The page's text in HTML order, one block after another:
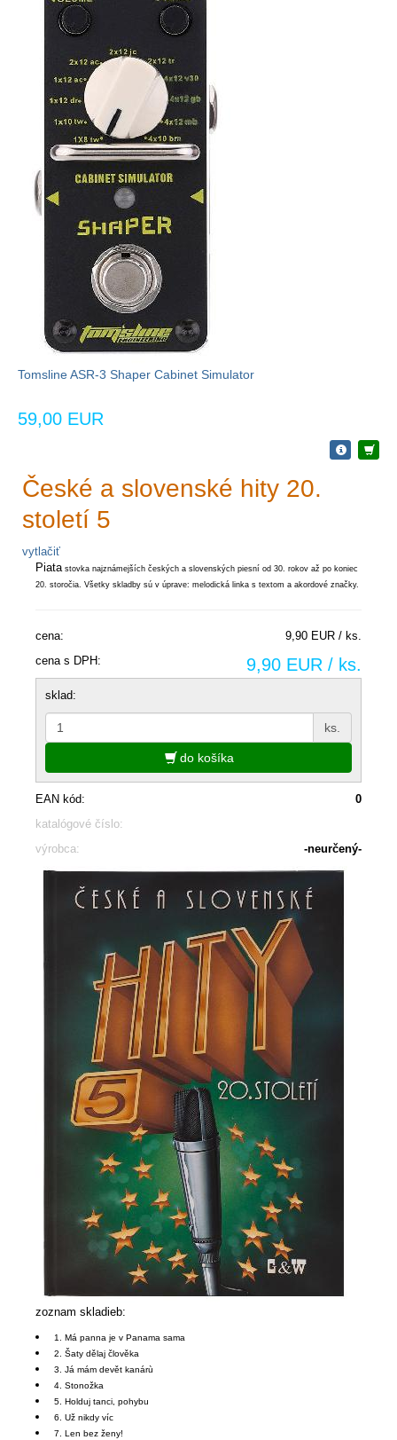
Tomsline ASR-3 Shaper Cabinet Simulator
59,00 EUR
České a slovenské hity 20.
století 5
vytlačiť
Piatastovka najznámejších českých a slovenských piesní od 30. rokov až po koniec
20. storočia. Všetky skladby sú v úprave: melodická linka s textom a akordové značky.
cena:
9,90 EUR / ks.
cena s DPH:
9,90 EUR / ks.
sklad:
ks.
do košíka
EAN kód:
0
katalógové číslo:
výrobca:
-neurčený-
zoznam skladieb:
1. Má panna je v Panama sama
2. Šaty dělaj člověka
3. Já mám devět kanárù
4. Stonožka
5. Holduj tanci, pohybu
6. Už nikdy víc
7. Len bez ženy!